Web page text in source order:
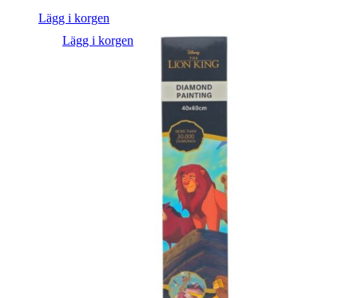
Lägg i korgen
Lägg i korgen